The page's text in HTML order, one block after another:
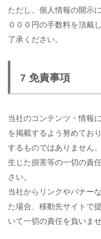
ただし、個人情報の開示
０００円の手数料を頂戴
了承ください。
7 免責事項
当社のコンテンツ・情報
を掲載するよう努めてお
するものではありません
生じた損害等の一切の責
さい。
当社からリンクやバナー
た場合、移動先サイトで
いて一切の責任を負いませ